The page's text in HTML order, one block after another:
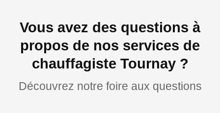
Vous avez des questions à
propos de nos services de
chauffagiste Tournay ?
Découvrez notre foire aux questions